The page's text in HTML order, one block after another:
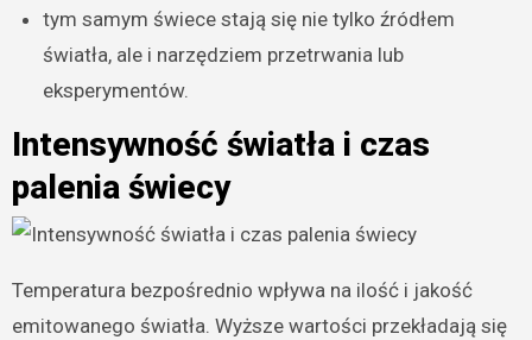
tym samym świece stają się nie tylko źródłem
światła, ale i narzędziem przetrwania lub
eksperymentów.
Intensywność światła i czas
palenia świecy
Temperatura bezpośrednio wpływa na ilość i jakość
emitowanego światła. Wyższe wartości przekładają się